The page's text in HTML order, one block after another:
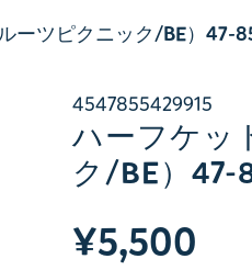
ーツピクニック/BE）47-
4547855429915
ハーフケッ
ク/BE）47-
¥5,500